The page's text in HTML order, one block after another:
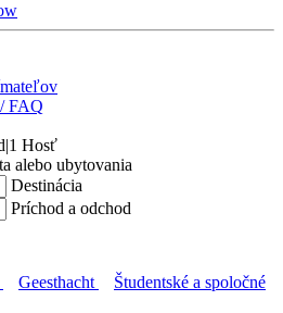
FAQ
|1 Hosť
alebo ubytovania
Destinácia
Príchod a odchod
Geesthacht
Študentské a spoločné